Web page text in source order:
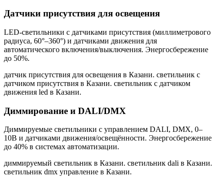
Датчики присутствия для освещения
LED-светильники с датчиками присутствия (миллиметрового
радиуса, 60°–360°) и датчиками движения для
автоматического включения/выключения. Энергосбережение
до 50%.
датчик присутствия для освещения в Казани. светильник с
датчиком присутствия в Казани. светильник с датчиком
движения led в Казани.
Диммирование и DALI/DMX
Диммируемые светильники с управлением DALI, DMX, 0–
10В и датчиками движения/освещённости. Энергосбережение
до 40% в системах автоматизации.
диммируемый светильник в Казани. светильник dali в Казани.
светильник dmx управление в Казани.